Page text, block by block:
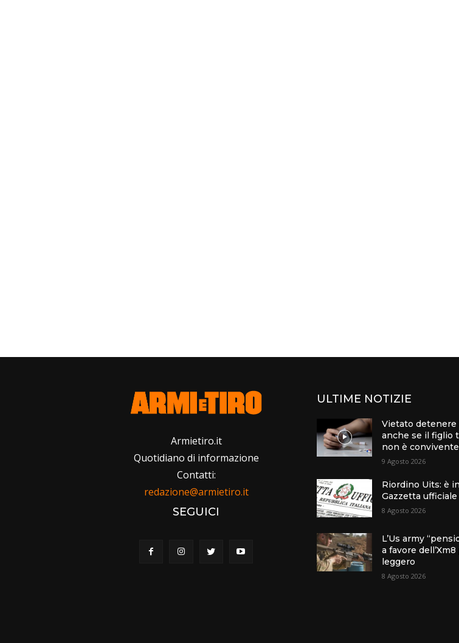
Armietiro.it
Quotidiano di informazione
Contatti:
redazione@armietiro.it
SEGUICI
ULTIME NOTIZIE
Vietato detenere
anche se il figlio
non è
9 Agosto 2026
Riordino Uits: è in
Gazzetta ufficiale
8 Agosto 2026
L’Us army
a favore dell’Xm8
leggero
8 Agosto 2026